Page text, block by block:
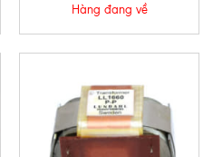
Hàng đang về